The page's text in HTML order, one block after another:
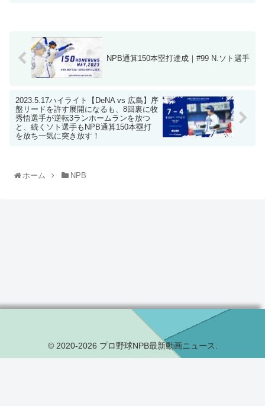
NPB通算150本塁打達成｜#99 N.ソト選手
2023.5.17ハイライト【DeNA vs 広島】序
盤リードを許す展開になるも、8回裏に牧
秀悟選手が逆転3ランホームランを放つ
と、続くソト選手もNPB通算150本塁打
を放ち一気に突き放す！
ホーム NPB
© 2020-2026 プロ野球NPB最新動画ニュース.